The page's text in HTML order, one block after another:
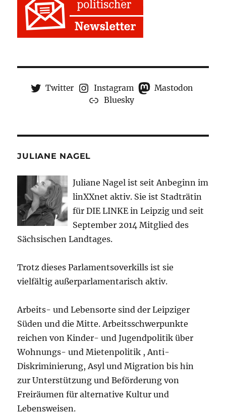
Twitter Instagram
Mastodon
Bluesky
JULIANE NAGEL
Juliane Nagel ist seit Anbeginn im
linXXnet aktiv. Sie ist Stadträtin
für DIE LINKE in Leipzig und seit
September 2014 Mitglied des
Sächsischen Landtages.
Trotz dieses Parlamentsoverkills ist sie
vielfältig außerparlamentarisch aktiv.
Arbeits- und Lebensorte sind der Leipziger
Süden und die Mitte. Arbeitsschwerpunkte
reichen von Kinder- und Jugendpolitik über
Wohnungs- und Mietenpolitik , Anti-
Diskriminierung, Asyl und Migration bis hin
zur Unterstützung und Beförderung von
Freiräumen für alternative Kultur und
Lebensweisen.